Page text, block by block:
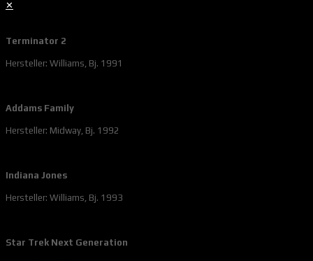
✕
Terminator 2
Hersteller: Williams, Bj. 1991
Addams Family
Hersteller: Midway, Bj. 1992
Indiana Jones
Hersteller: Williams, Bj. 1993
Star Trek Next Generation